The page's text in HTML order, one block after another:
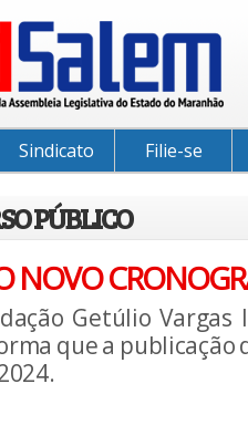
Sindicato Filie-se
PÚBLICO
NOVO
Getúlio Vargas
que a